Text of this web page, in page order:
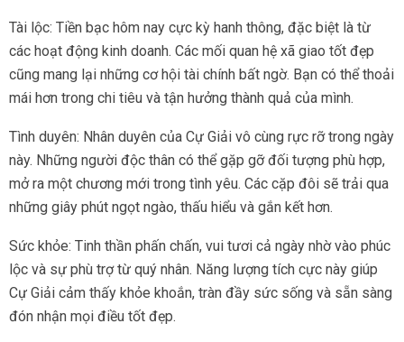
Tài lộc: Tiền bạc hôm nay cực kỳ hanh thông, đặc biệt là từ
các hoạt động kinh doanh. Các mối quan hệ xã giao tốt đẹp
cũng mang lại những cơ hội tài chính bất ngờ. Bạn có thể thoải
mái hơn trong chi tiêu và tận hưởng thành quả của mình.
Tình duyên: Nhân duyên của Cự Giải vô cùng rực rỡ trong ngày
này. Những người độc thân có thể gặp gỡ đối tượng phù hợp,
mở ra một chương mới trong tình yêu. Các cặp đôi sẽ trải qua
những giây phút ngọt ngào, thấu hiểu và gắn kết hơn.
Sức khỏe: Tinh thần phấn chấn, vui tươi cả ngày nhờ vào phúc
lộc và sự phù trợ từ quý nhân. Năng lượng tích cực này giúp
Cự Giải cảm thấy khỏe khoắn, tràn đầy sức sống và sẵn sàng
đón nhận mọi điều tốt đẹp.